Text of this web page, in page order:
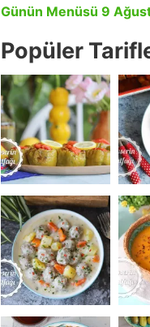
Günün Menüsü 9
Popüler